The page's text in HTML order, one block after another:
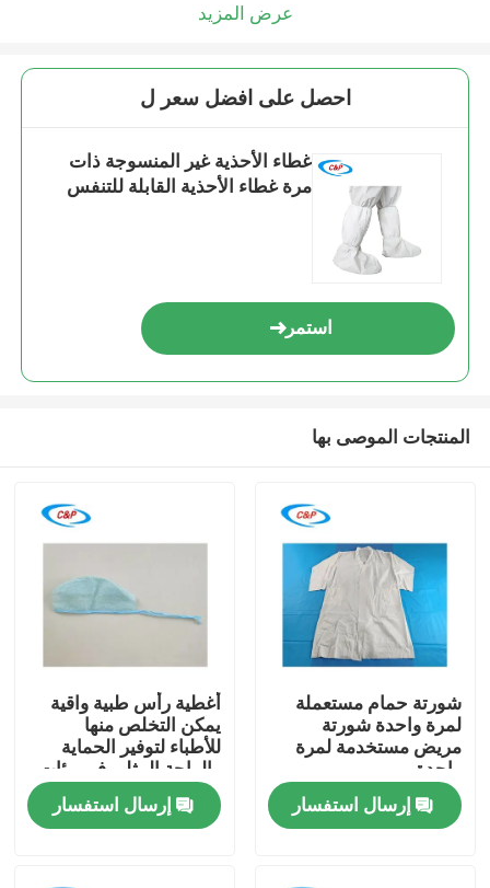
المنزل
عرض المزيد
احصل على افضل سعر ل
غطاء الأحذية غير المنسوجة ذات
مرة غطاء الأحذية القابلة للتنفس
استمر
المنتجات الموصى بها
شورتة حمام مستعملة
لمرة واحدة شورتة
مريض مستخدمة لمرة
واحدة
إرسال استفسار
أغطية رأس طبية واقية
يمكن التخلص منها
للأطباء لتوفير الحماية
والراحة المثلى في بيئات
الرعاية الصحية
إرسال استفسار